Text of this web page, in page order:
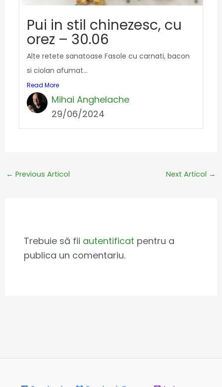
Pui in stil chinezesc, cu
orez – 30.06
Alte retete sanatoase Fasole cu carnati, bacon
si ciolan afumat...
Read More
Mihai Anghelache
29/06/2024
← Previous Articol Next Articol →
Trebuie să fii autentificat pentru a
publica un comentariu.